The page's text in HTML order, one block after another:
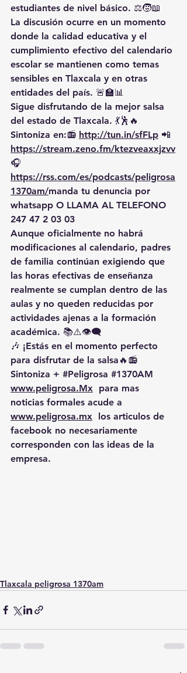
estudiantes de nivel básico. ⚖️🧒📖
La discusión ocurre en un momento
donde la calidad educativa y el
cumplimiento efectivo del calendario
escolar se mantienen como temas
sensibles en Tlaxcala y en otras
entidades del país. 🚨🏫📊
Sigue disfrutando de la mejor salsa
del estado de Tlaxcala. 💃🕺🔥
Sintoniza en:📻 http://tun.in/sfFLp 📲
https://stream.zeno.fm/ktezveaxxjzvv
🎧
https://rss.com/es/podcasts/peligrosa
1370am/manda tu denuncia por
whatsapp O LLAMA AL TELEFONO
247 47 2 03 03
Aunque oficialmente no habrá
modificaciones al calendario, padres
de familia continúan exigiendo que
las horas efectivas de enseñanza
realmente se cumplan dentro de las
aulas y no queden reducidas por
actividades ajenas a la formación
académica. 📚⚠️👁️‍🗨️
🎶 ¡Estás en el momento perfecto
para disfrutar de la salsa🔥📻
Sintoniza + #Peligrosa #1370AM
www.peligrosa.Mx para mas
noticias formales acude a
www.peligrosa.mx los articulos de
facebook no necesariamente
corresponden con las ideas de la
empresa.
Tlaxcala peligrosa 1370am